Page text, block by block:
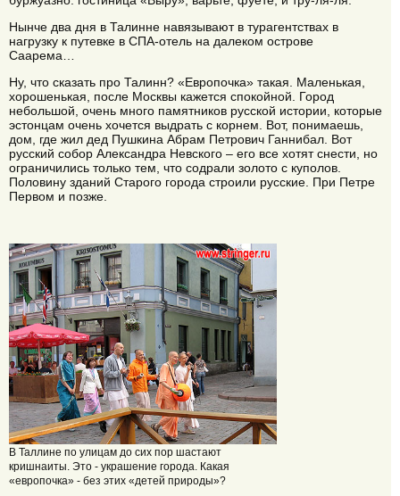
Нынче два дня в Талинне навязывают в турагентствах в
нагрузку к путевке в СПА-отель на далеком острове
Саарема…
Ну, что сказать про Талинн? «Европочка» такая. Маленькая,
хорошенькая, после Москвы кажется спокойной. Город
небольшой, очень много памятников русской истории, которые
эстонцам очень хочется выдрать с корнем. Вот, понимаешь,
дом, где жил дед Пушкина Абрам Петрович Ганнибал. Вот
русский собор Александра Невского – его все хотят снести, но
ограничились только тем, что содрали золото с куполов.
Половину зданий Старого города строили русские. При Петре
Первом и позже.
В Таллине по улицам до сих пор шастают
кришнаиты. Это - украшение города. Какая
«европочка» - без этих «детей природы»?